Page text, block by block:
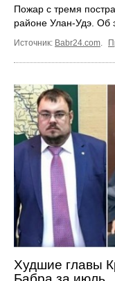
Пожар с тремя
районе Улан-Удэ. Об
Источник: Babr24.com.
Худшие главы